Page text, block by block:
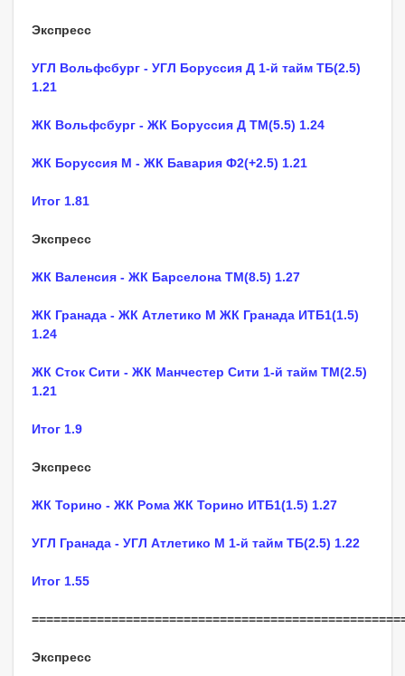
Экспресс
УГЛ Вольфсбург - УГЛ Боруссия Д 1-й тайм ТБ(2.5)
1.21
ЖК Вольфсбург - ЖК Боруссия Д ТМ(5.5) 1.24
ЖК Боруссия М - ЖК Бавария Ф2(+2.5) 1.21
Итог 1.81
Экспресс
ЖК Валенсия - ЖК Барселона ТМ(8.5) 1.27
ЖК Гранада - ЖК Атлетико М ЖК Гранада ИТБ1(1.5)
1.24
ЖК Сток Сити - ЖК Манчестер Сити 1-й тайм ТМ(2.5)
1.21
Итог 1.9
Экспресс
ЖК Торино - ЖК Рома ЖК Торино ИТБ1(1.5) 1.27
УГЛ Гранада - УГЛ Атлетико М 1-й тайм ТБ(2.5) 1.22
Итог 1.55
Экспресс